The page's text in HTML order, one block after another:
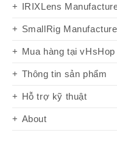
IRIXLens
SmallRig Manufacture
Mua hàng tại vHsHop
Thông tin sản phẩm
Hỗ trợ kỹ thuật
About